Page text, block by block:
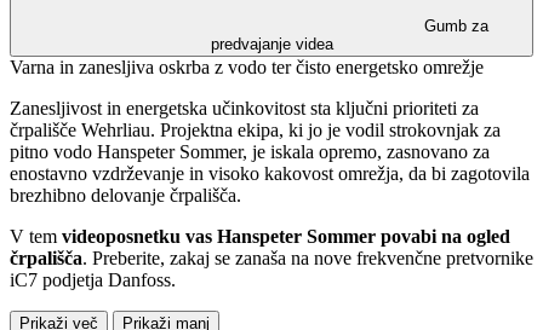
Gumb za
predvajanje videa
Varna in zanesljiva oskrba z vodo ter čisto energetsko omrežje
Zanesljivost in energetska učinkovitost sta ključni prioriteti za
črpališče Wehrliau. Projektna ekipa, ki jo je vodil strokovnjak za
pitno vodo Hanspeter Sommer, je iskala opremo, zasnovano za
enostavno vzdrževanje in visoko kakovost omrežja, da bi zagotovila
brezhibno delovanje črpališča.
V tem videoposnetku vas Hanspeter Sommer povabi na ogled
črpališča. Preberite, zakaj se zanaša na nove frekvenčne pretvornike
iC7 podjetja Danfoss.
Prikaži več Prikaži manj